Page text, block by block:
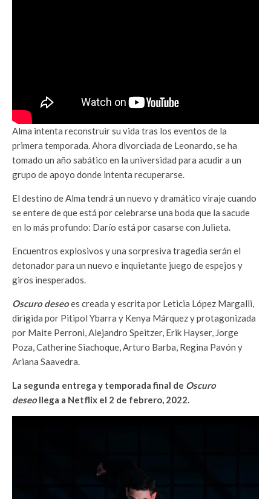
Alma intenta reconstruir su vida tras los eventos de la
primera temporada. Ahora divorciada de Leonardo, se ha
tomado un año sabático en la universidad para acudir a un
grupo de apoyo donde intenta recuperarse.
El destino de Alma tendrá un nuevo y dramático viraje cuando
se entere de que está por celebrarse una boda que la sacude
en lo más profundo: Darío está por casarse con Julieta.
Encuentros explosivos y una sorpresiva tragedia serán el
detonador para un nuevo e inquietante juego de espejos y
giros inesperados.
Oscuro deseoes creada y escrita por Leticia López Margalli,
dirigida por Pitipol Ybarra y Kenya Márquez y protagonizada
por Maite Perroni, Alejandro Speitzer, Erik Hayser, Jorge
Poza, Catherine Siachoque, Arturo Barba, Regina Pavón y
Ariana Saavedra.
La segunda entrega y temporada final de Oscuro
deseollega a Netflix el 2 de febrero, 2022.